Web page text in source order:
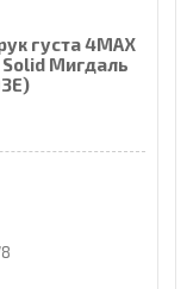
густа 4MAX
Мигдаль